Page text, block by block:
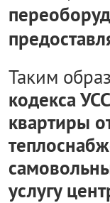
Таким
кодекса
квартиры
услугу